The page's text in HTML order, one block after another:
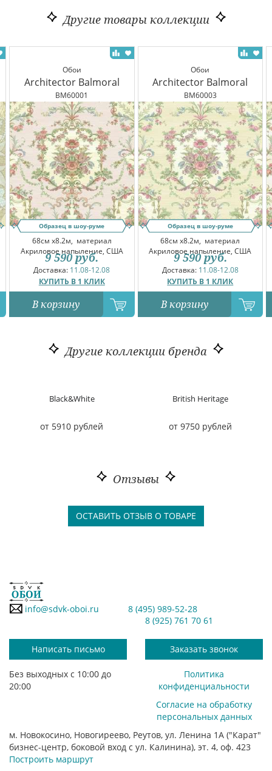
Другие товары коллекции
Обои
Architector Balmoral
BM60001
Образец в шоу-руме
68см x8.2м, материал
Акриловое напыление, США
Доставка: 11.08-12.08
КУПИТЬ В 1 КЛИК
9 590 руб.
В корзину
Обои
Architector Balmoral
BM60003
Образец в шоу-руме
68см x8.2м, материал
Акриловое напыление, США
Доставка: 11.08-12.08
КУПИТЬ В 1 КЛИК
9 590 руб.
В корзину
Другие коллекции бренда
Black&White
от 5910 рублей
British Heritage
от 9750 рублей
Отзывы
ОСТАВИТЬ ОТЗЫВ О ТОВАРЕ
info@sdvk-oboi.ru
8 (495) 989-52-28
8 (925) 761 70 61
Написать письмо Заказать звонок
Без выходных с 10:00 до
20:00
Политика
конфиденциальности
Согласие на обработку
персональных данных
м. Новокосино, Новогиреево, Реутов, ул. Ленина 1А ("Карат"
бизнес-центр, боковой вход с ул. Калинина), эт. 4, оф. 423
Построить маршрут